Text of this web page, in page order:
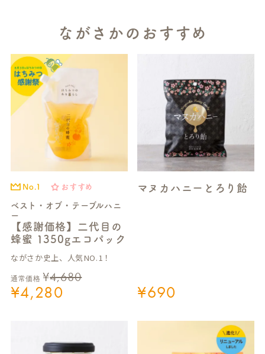
ながさかのおすすめ
No.1 おすすめ
ベスト・オブ・テーブルハニ
ー
【感謝価格】二代目の
蜂蜜 1350gエコパック
ながさか史上、人気NO.1！
通常価格 ¥4,680
¥4,280
マヌカハニーとろり飴
¥690